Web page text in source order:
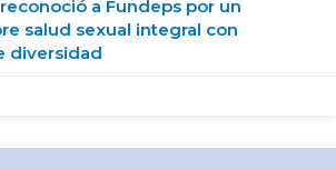
a Fundeps por un
salud sexual integral con
diversidad